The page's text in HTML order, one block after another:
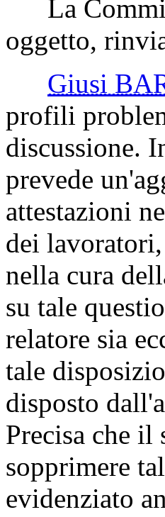
La
oggetto,
Giusi
profili
discussione.
prevede
attestazioni
dei
nella cura
su tale
relatore sia
tale
disposto
Precisa che il
sopprimere
evidenziato